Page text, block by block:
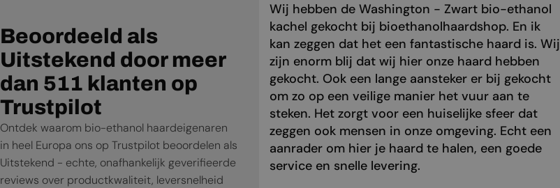
Beoordeeld als
Uitstekend door meer
dan 511 klanten op
Trustpilot
Ontdek waarom bio-ethanol haardeigenaren
in heel Europa ons op Trustpilot beoordelen als
Uitstekend - echte, onafhankelijk geverifieerde
reviews over productkwaliteit, leversnelheid
Wij hebben de Washington - Zwart bio-ethanol
kachel gekocht bij bioethanolhaardshop. En ik
kan zeggen dat het een fantastische haard is. Wij
zijn enorm blij dat wij hier onze haard hebben
gekocht. Ook een lange aansteker er bij gekocht
om zo op een veilige manier het vuur aan te
steken. Het zorgt voor een huiselijke sfeer dat
zeggen ook mensen in onze omgeving. Echt een
aanrader om hier je haard te halen, een goede
service en snelle levering.